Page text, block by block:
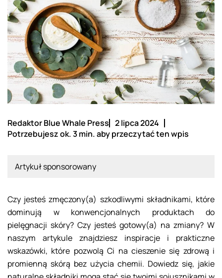
Redaktor Blue Whale Press 2 lipca 2024
Potrzebujesz ok. 3 min. aby przeczytać ten wpis
Artykuł sponsorowany
Czy jesteś zmęczony(a) szkodliwymi składnikami, które
dominują w konwencjonalnych produktach do
pielęgnacji skóry? Czy jesteś gotowy(a) na zmiany? W
naszym artykule znajdziesz inspiracje i prakticzne
wskazówki, które pozwolą Ci na cieszenie się zdrową i
promienną skórą bez użycia chemii. Dowiedz się, jakie